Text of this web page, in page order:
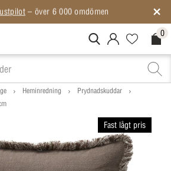
MitIlva.Login 0
Heminredning
Prydnadskuddar
Fast lågt pris